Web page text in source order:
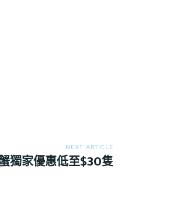
NEXT ARTICLE
獨家優惠低至$30隻